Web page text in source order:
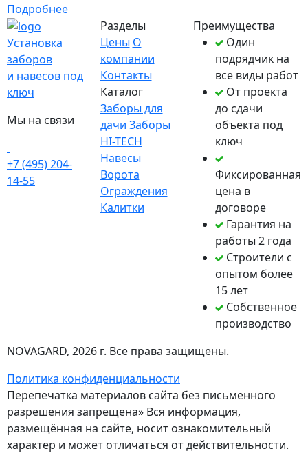
Подробнее
Установка
заборов
и навесов под
ключ
Мы на связи
+7 (495) 204-
14-55
Разделы
Цены О
компании
Контакты
Каталог
Заборы для
дачи Заборы
HI-TECH
Навесы
Ворота
Ограждения
Калитки
Преимущества
Один
подрядчик на
все виды работ
От проекта
до сдачи
объекта под
ключ
Фиксированная
цена в
договоре
Гарантия на
работы 2 года
Строители с
опытом более
15 лет
Собственное
производство
NOVAGARD, 2026 г. Все права защищены.
Политика конфиденциальности
Перепечатка материалов сайта без письменного
разрешения запрещена» Вся информация,
размещённая на сайте, носит ознакомительный
характер и может отличаться от действительности.